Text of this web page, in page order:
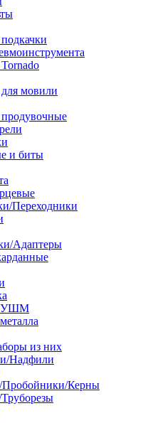
мовили
и биты
Переходники
Адаптеры
УШМ
из них
Надфили
Пробойники/Керны